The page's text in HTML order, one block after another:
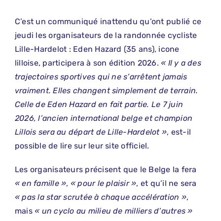
C’est un communiqué inattendu qu’ont publié ce
jeudi les organisateurs de la randonnée cycliste
Lille-Hardelot : Eden Hazard (35 ans), icone
lilloise, participera à son édition 2026. « Il y a des
trajectoires sportives qui ne s’arrêtent jamais
vraiment. Elles changent simplement de terrain.
Celle de Eden Hazard en fait partie. Le 7 juin
2026, l’ancien international belge et champion
Lillois sera au départ de Lille-Hardelot », est-il
possible de lire sur leur site officiel.
Les organisateurs précisent que le Belge la fera
« en famille », « pour le plaisir », et qu’il ne sera
« pas la star scrutée à chaque accélération »,
mais « un cyclo au milieu de milliers d’autres »